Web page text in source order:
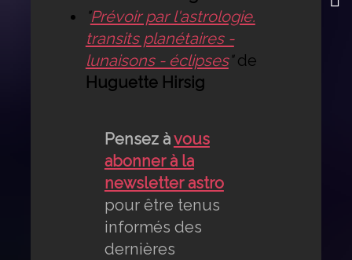
"Prévoir par l'astrologie.
transits planétaires -
lunaisons - éclipses"de
Huguette Hirsig
Pensez àvous
abonner à la
newsletter astro
pour être tenus
informés des
dernières